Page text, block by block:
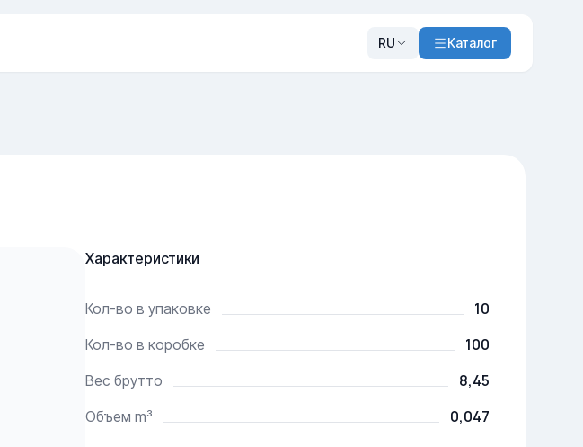
RU Каталог
Характеристики
Кол-во в упаковке 10
Кол-во в коробке 100
Вес брутто 8,45
Объем m³ 0,047